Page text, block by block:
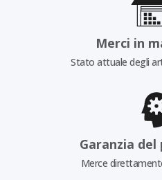
Merci in
Stato attuale degli
Garanzia
Merce